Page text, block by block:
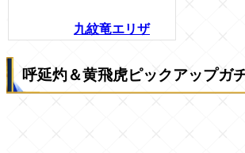
九紋竜エリザ
呼延灼＆黄飛虎ピックアップガ